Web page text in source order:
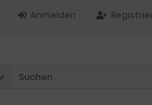
Anmelden